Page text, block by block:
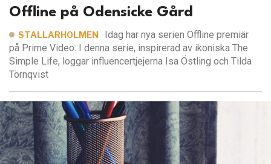
Offline på Odensicke Gård
STALLARHOLMEN
Idag har nya serien Offline premiär
på Prime Video. I denna serie, inspirerad av ikoniska The
Simple Life, loggar influencertjejerna Isa Östling och Tilda
Törnqvist